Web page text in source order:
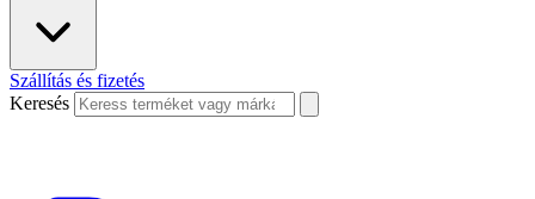
Szállítás és fizetés
Keresés